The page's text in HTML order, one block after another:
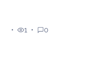
1 0